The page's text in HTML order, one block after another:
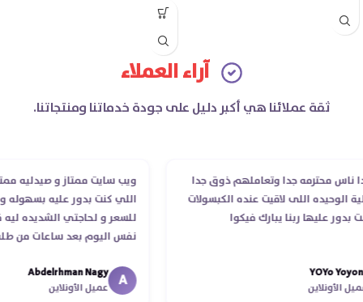
آراء العملاء
ثقة عملائنا هي أكبر دليل على جودة خدماتنا ومنتجاتنا.
محترمه جدا وتعاملهم ذوق جدا
اللى لاقيت عنده الكبسولات
عليها ربنا يبارك فيكوا
YOYo
ويب سايت ممتاز و صيدليه
اللي كنت بدور عليه بسهوله و
للسعر و لحاجتي الشديده ليه
نفس اليوم بعد ساعات من طلبي
انتهاء موعد عمله ..فضل يتابع
استلمت ..شكرا جزيلا ليكم
A
Abdelrhman Nagy
عميل الأونلاين